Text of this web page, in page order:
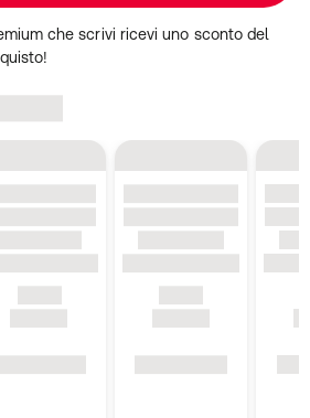
che scrivi ricevi uno sconto del